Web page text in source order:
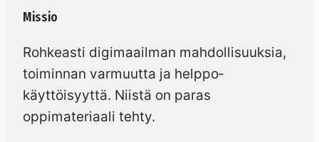
Missio
Rohkeasti digimaailman mahdollisuuksia,
toiminnan varmuutta ja helppo­
käyttöisyyttä. Niistä on paras
oppimateriaali tehty.